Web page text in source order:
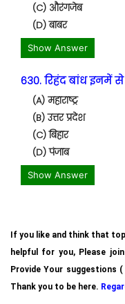
(C) औरंगजेब
(D) बाबर
Show Answer
630. रिहंद बांध इनमें
(A) महाराष्ट्र
(B) उत्तर प्रदेश
(C) बिहार
(D) पंजाब
Show Answer
If you like and think that
helpful for you, Please
Provide Your suggestions (
Thank you to be here.